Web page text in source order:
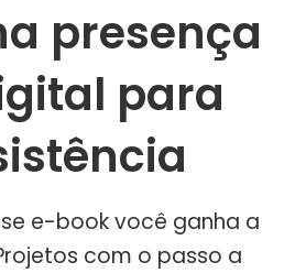
presença
para
e-book você ganha a
com o passo a